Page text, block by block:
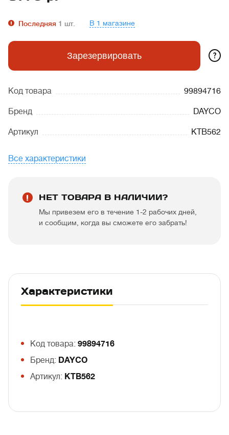
Последняя 1 шт. В 1 магазине
Зарезервировать ?
Код товара 99894716
Бренд DAYCO
Артикул KTB562
Все характеристики
НЕТ ТОВАРА В НАЛИЧИИ?
Мы привезем его в течение 1-2 рабочих дней,
и сообщим, когда вы сможете его забрать!
Характеристики
Код товара: 99894716
Бренд: DAYCO
Артикул: KTB562